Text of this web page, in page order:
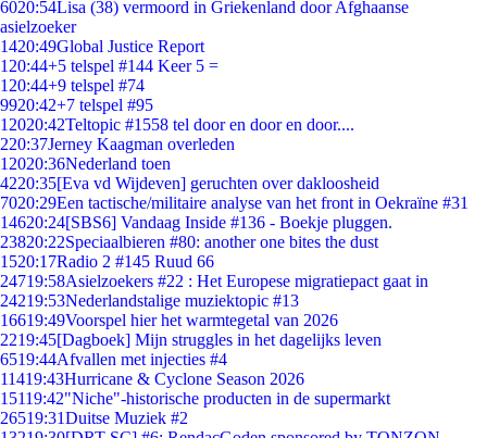
6020:54Lisa (38) vermoord in Griekenland door Afghaanse
asielzoeker
1420:49Global Justice Report
1 20:44+5 telspel #144 Keer 5 =
1 20:44+9 telspel #74
9920:42+7 telspel #95
12020:42Teltopic #1558 tel door en door en door....
220:37Jerney Kaagman overleden
12020:36Nederland toen
4220:35[Eva vd Wijdeven] geruchten over dakloosheid
7020:29Een tactische/militaire analyse van het front in Oekraïne #31
14620:24[SBS6] Vandaag Inside #136 - Boekje pluggen.
23820:22Speciaalbieren #80: another one bites the dust
1520:17Radio 2 #145 Ruud 66
24719:58Asielzoekers #22 : Het Europese migratiepact gaat in
24219:53Nederlandstalige muziektopic #13
16619:49Voorspel hier het warmtegetal van 2026
2219:45[Dagboek] Mijn struggles in het dagelijks leven
6519:44Afvallen met injecties #4
11419:43Hurricane & Cyclone Season 2026
15119:42"Niche"-historische producten in de supermarkt
26519:31Duitse Muziek #2